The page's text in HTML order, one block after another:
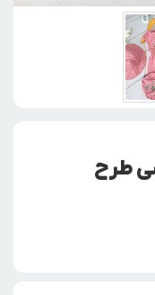
طرح